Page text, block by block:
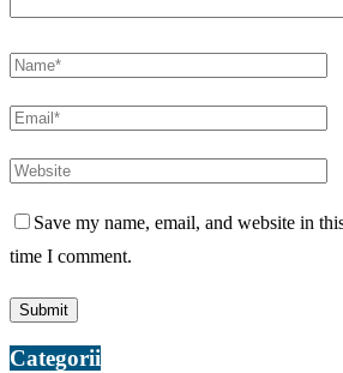
Save my name, email, and website in
time I comment.
Categorii